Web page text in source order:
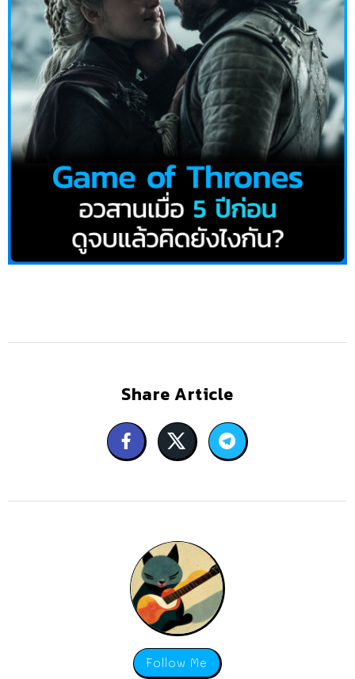
Share Article
Follow Me